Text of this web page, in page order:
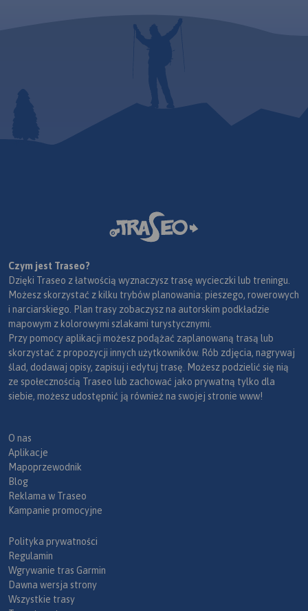
Czym jest Traseo?
Dzięki Traseo z łatwością wyznaczysz trasę wycieczki lub treningu.
Możesz skorzystać z kilku trybów planowania: pieszego, rowerowych
i narciarskiego. Plan trasy zobaczysz na autorskim podkładzie
mapowym z kolorowymi szlakami turystycznymi.
Przy pomocy aplikacji możesz podążać zaplanowaną trasą lub
skorzystać z propozycji innych użytkowników. Rób zdjęcia, nagrywaj
ślad, dodawaj opisy, zapisuj i edytuj trasę. Możesz podzielić się nią
ze społecznością Traseo lub zachować jako prywatną tylko dla
siebie, możesz udostępnić ją również na swojej stronie www!
O nas
Aplikacje
Mapoprzewodnik
Blog
Reklama w Traseo
Kampanie promocyjne
Polityka prywatności
Regulamin
Wgrywanie tras Garmin
Dawna wersja strony
Wszystkie trasy